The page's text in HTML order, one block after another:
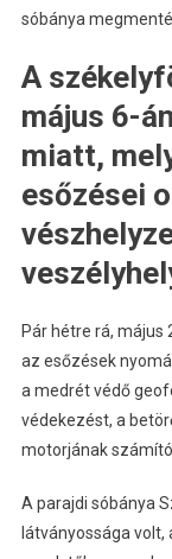
sóbánya
A
május 6-
miatt,
esőzései
Pár hétre rá,
az esőzések
a medrét védő
védekezést, a
motorjának
A parajdi sóbánya
látványossága